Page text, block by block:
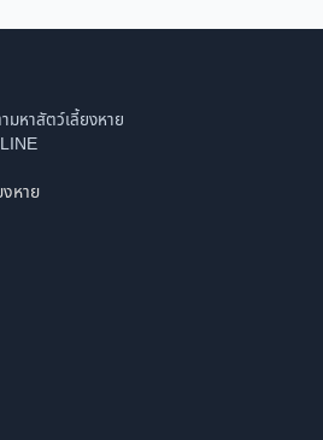
มหาสัตว์เลี้ยงหาย
หาย